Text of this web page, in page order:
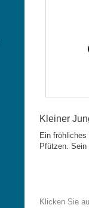
Kleiner
Ein
Pfützen.
Klicken Sie